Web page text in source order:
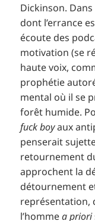
Dickinson.
dont l’errance
écoute des
motivation (se
haute voix,
prophétie
mental où il se
forêt humide.
fuck boyaux
penserait
retournement
approchent la
détournement
représentation,
l’hommea priori